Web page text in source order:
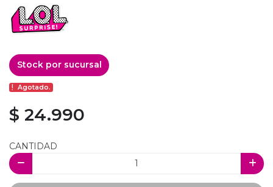
Stock por sucursal
Agotado.
$ 24.990
CANTIDAD